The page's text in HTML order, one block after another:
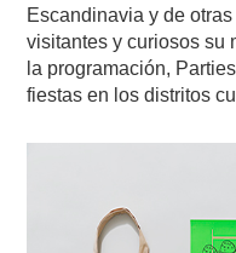
Escandinavia y de
visitantes y curiosos su
la programación,
fiestas en los distritos